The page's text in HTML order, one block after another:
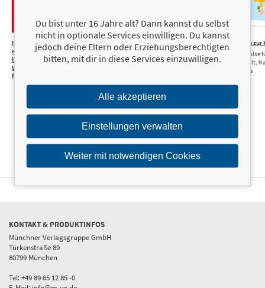
10,00 €
Heute zieht
ein Wichtel
bei uns ein –
Weihnachtliche Rätsel
für die Adventszeit
Erklärs mir, als wäre ich 5 –
Geschichte
Das außergewöhnliche Wissensspiel
55 gute Taten
Einfache Impulse
Zusammenhalt,
Nächstenliebe
KONTAKT & PRODUKTINFOS
Münchner Verlagsgruppe GmbH
Türkenstraße 89
80799 München
Tel: +49 89 65 12 85 -0
Du bist unter 16 Jahre alt? Dann kannst du selbst
nicht in optionale Services einwilligen. Du kannst
jedoch deine Eltern oder Erziehungsberechtigten
bitten, mit dir in diese Services einzuwilligen.
Alle akzeptieren
Einstellungen verwalten
Weiter mit notwendigen Cookies